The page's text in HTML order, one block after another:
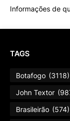
Informações de
TAGS
Botafogo (3118)
John Textor
Brasileirão (574)